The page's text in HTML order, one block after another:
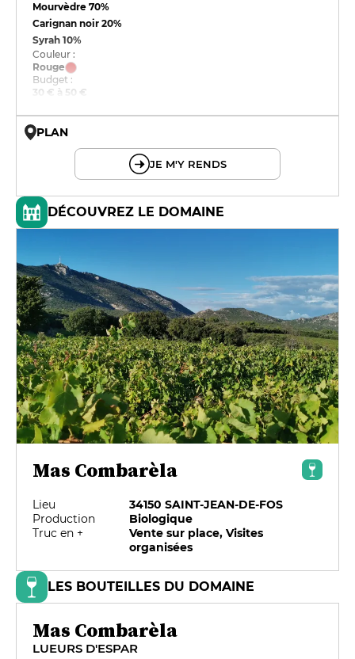
Mourvèdre70%
Carignan noir20%
Syrah10%
Couleur :
Rouge
Budget :
30 € à 50 €
PLAN
JE M'Y RENDS
DÉCOUVREZ LE DOMAINE
Mas Combarèla
Lieu
34150 SAINT-JEAN-DE-FOS
Production
Biologique
Truc en +
Vente sur place, Visites
organisées
LES BOUTEILLES DU DOMAINE
Mas Combarèla
LUEURS D'ESPAR